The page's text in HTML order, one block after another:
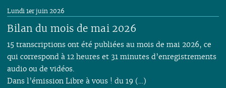
Bilan du mois de mai 2026
Lundi 1er juin 2026
15 transcriptions ont été publiées au mois de mai 2026, ce
qui correspond à 12 heures et 31 minutes d’enregistrements
audio ou de vidéos.
Dans l’émission Libre à vous ! du 19 (…)